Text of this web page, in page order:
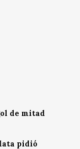
de mitad
pidió